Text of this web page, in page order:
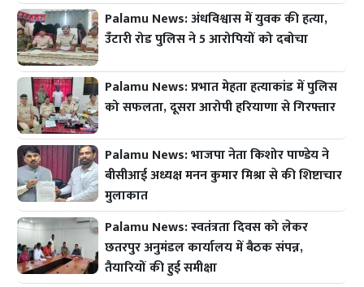
Palamu News: अंधविश्वास में युवक की हत्या,
उँटारी रोड पुलिस ने 5 आरोपियों को दबोचा
Palamu News: प्रभात मेहता हत्याकांड में पुलिस
को सफलता, दूसरा आरोपी हरियाणा से गिरफ्तार
Palamu News: भाजपा नेता किशोर पाण्डेय ने
बीसीआई अध्यक्ष मनन कुमार मिश्रा से की शिष्टाचार
मुलाकात
Palamu News: स्वतंत्रता दिवस को लेकर
छतरपुर अनुमंडल कार्यालय में बैठक संपन्न,
तैयारियों की हुई समीक्षा